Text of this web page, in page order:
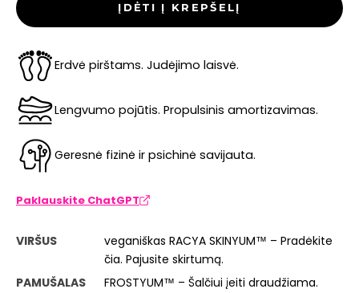
ĮDĖTI Į KREPŠELĮ
Erdvė pirštams. Judėjimo laisvė.
Lengvumo pojūtis. Propulsinis amortizavimas.
Geresnė fizinė ir psichinė savijauta.
Paklauskite ChatGPT
VIRŠUS
veganiškas RACYA SKINYUM™ – Pradėkite
čia. Pajusite skirtumą.
PAMUŠALAS
FROSTYUM™ – Šalčiui įeiti draudžiama.